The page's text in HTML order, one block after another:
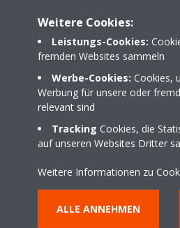
Herrenstraße 136
76437 Rastatt
Weitere Cookies:
Leistungs-Cookies:
fremden Websites sammeln
Werbe-Cookies: Cookies,
Werbung für unsere oder
relevant sind
Tracking Cookies, die
auf unseren Websites Dritter
Weitere Informationen zu
ALLE ANNEHMEN